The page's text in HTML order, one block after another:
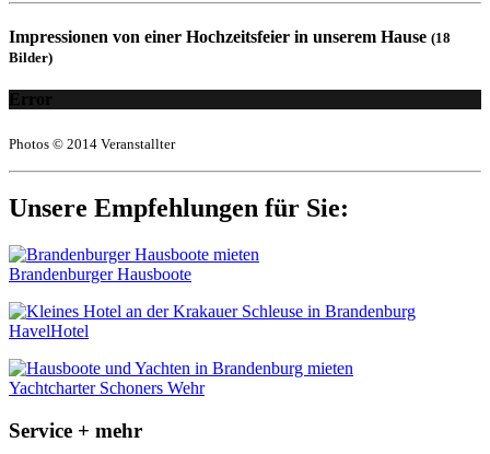
Impressionen von einer Hochzeitsfeier in unserem Hause (18
Bilder)
Error
Photos © 2014 Veranstallter
Unsere Empfehlungen für Sie:
Brandenburger Hausboote
HavelHotel
Yachtcharter Schoners Wehr
Service + mehr